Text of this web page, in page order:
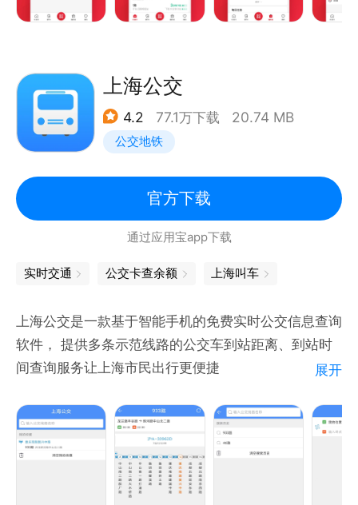
*查公交-该坐哪趟公交车，出门前规划路线
*等公交-这趟车还有多久到，站台等车心中有谱
这趟车还有几分钟到本站？还有几站？还有多远？路况
如何？实时公交，一目了然，心中有谱！
*等公交-下一趟车挤不挤，查询拥挤度
精选优质自媒体内容，美食、旅行、生活家居，看你想
看的！
不光要匆忙赶路，有闲暇的时光，我们希望给你选择更
好体验的机会！
站距票价查询，输入起终点，票价信息一目了然；
行程记录随时可查，哪站上车哪站下车不费脑筋；
轻松开具电子发票，1角钱也能开发票。
【联系我们】
感谢您使用“北京公交”App，如您遇到任何问题或有任
何建议，您可通过以下渠道进行反馈，我们将在第一时
间进行处理。
官方客服电话：400-000-9966
官方微信公众号：@北京公交APP
上海公交
4.2 77.1万下载 20.74 MB
公交地铁
官方下载
通过应用宝app下载
实时交通 公交卡查余额 上海叫车
上海公交是一款基于智能手机的免费实时公交信息查询
软件， 提供多条示范线路的公交车到站距离、到站时
间查询服务让上海市民出行更便捷
到站距离、到站时间、首末车信息，日常出行查询更加
便捷贴心
2，及时的公交出行提示，对线路、道路绕行、施工进
行预警，发布新线路信息
展开